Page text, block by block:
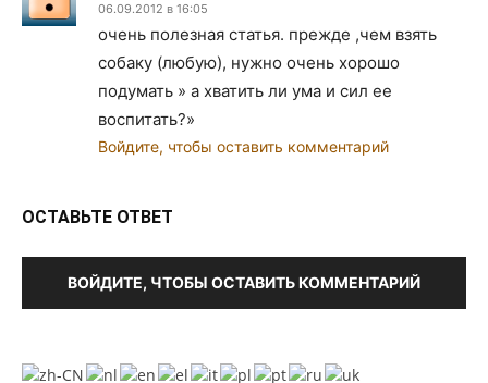
06.09.2012 в 16:05
очень полезная статья. прежде ,чем взять
собаку (любую), нужно очень хорошо
подумать » а хватить ли ума и сил ее
воспитать?»
Войдите, чтобы оставить комментарий
ОСТАВЬТЕ ОТВЕТ
ВОЙДИТЕ, ЧТОБЫ ОСТАВИТЬ КОММЕНТАРИЙ